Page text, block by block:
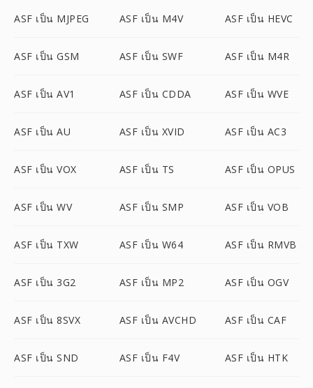
ASF เป็น MJPEG ASF เป็น M4V ASF เป็น HEVC
ASF เป็น GSM ASF เป็น SWF ASF เป็น M4R
ASF เป็น AV1 ASF เป็น CDDA ASF เป็น WVE
ASF เป็น AU ASF เป็น XVID ASF เป็น AC3
ASF เป็น VOX ASF เป็น TS ASF เป็น OPUS
ASF เป็น WV ASF เป็น SMP ASF เป็น VOB
ASF เป็น TXW ASF เป็น W64 ASF เป็น RMVB
ASF เป็น 3G2 ASF เป็น MP2 ASF เป็น OGV
ASF เป็น 8SVX ASF เป็น AVCHD ASF เป็น CAF
ASF เป็น SND ASF เป็น F4V ASF เป็น HTK